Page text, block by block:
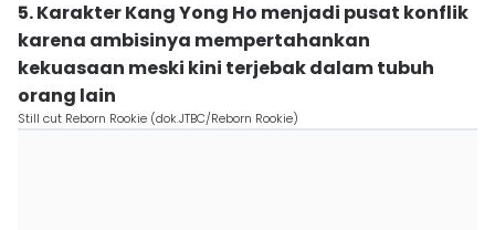
5. Karakter Kang Yong Ho menjadi pusat konflik
karena ambisinya mempertahankan
kekuasaan meski kini terjebak dalam tubuh
orang lain
Still cut Reborn Rookie (dok.JTBC/Reborn Rookie)